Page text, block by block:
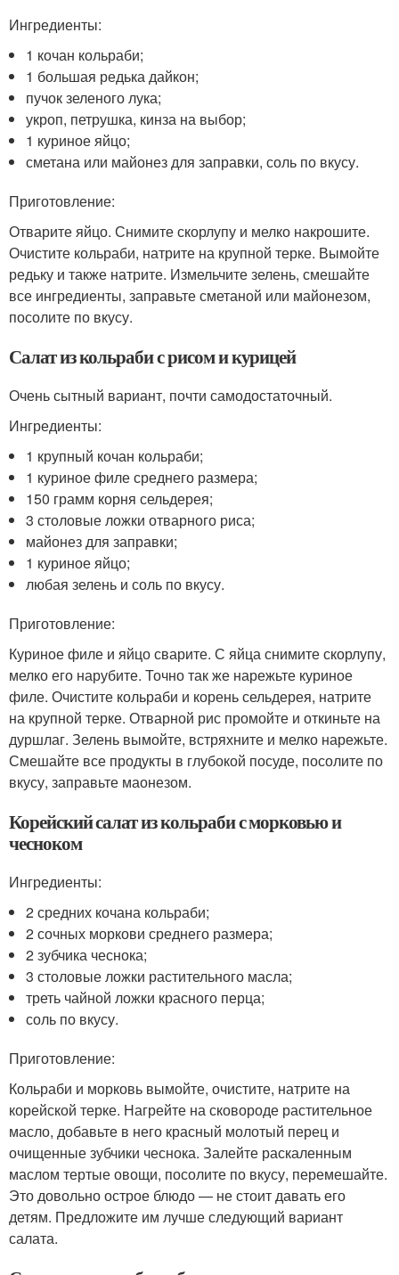
Ингредиенты:
1 кочан кольраби;
1 большая редька дайкон;
пучок зеленого лука;
укроп, петрушка, кинза на выбор;
1 куриное яйцо;
сметана или майонез для заправки, соль по вкусу.
Приготовление:
Отварите яйцо. Снимите скорлупу и мелко накрошите.
Очистите кольраби, натрите на крупной терке. Вымойте
редьку и также натрите. Измельчите зелень, смешайте
все ингредиенты, заправьте сметаной или майонезом,
посолите по вкусу.
Салат из кольраби с рисом и курицей
Очень сытный вариант, почти самодостаточный.
Ингредиенты:
1 крупный кочан кольраби;
1 куриное филе среднего размера;
150 грамм корня сельдерея;
3 столовые ложки отварного риса;
майонез для заправки;
1 куриное яйцо;
любая зелень и соль по вкусу.
Приготовление:
Куриное филе и яйцо сварите. С яйца снимите скорлупу,
мелко его нарубите. Точно так же нарежьте куриное
филе. Очистите кольраби и корень сельдерея, натрите
на крупной терке. Отварной рис промойте и откиньте на
дуршлаг. Зелень вымойте, встряхните и мелко нарежьте.
Смешайте все продукты в глубокой посуде, посолите по
вкусу, заправьте маонезом.
Корейский салат из кольраби с морковью и
чесноком
Ингредиенты:
2 средних кочана кольраби;
2 сочных моркови среднего размера;
2 зубчика чеснока;
3 столовые ложки растительного масла;
треть чайной ложки красного перца;
соль по вкусу.
Приготовление:
Кольраби и морковь вымойте, очистите, натрите на
корейской терке. Нагрейте на сковороде растительное
масло, добавьте в него красный молотый перец и
очищенные зубчики чеснока. Залейте раскаленным
маслом тертые овощи, посолите по вкусу, перемешайте.
Это довольно острое блюдо — не стоит давать его
детям. Предложите им лучше следующий вариант
салата.